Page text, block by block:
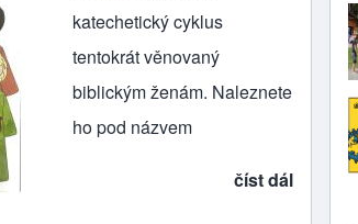
katechetický cyklus
tentokrát věnovaný
biblickým ženám. Naleznete
ho pod názvem
číst dál